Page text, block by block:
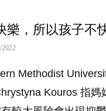
樂，所以孩子不
2022
Methodist
Kouros 指媽